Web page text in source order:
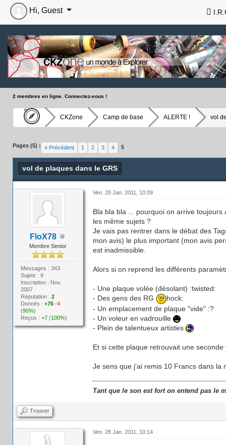
Hi, Guest
2 membres en ligne. Connectez-vous !
CKZone Camp de base ALERTE ! vol
Pages (5) : « Précédent 1 2 3 4 5
vol de plaques dans le GRS
FloX78
Membre Senior
Messages : 343
Sujets : 9
Inscription : Nov.
2007
Réputation :2
Donnés :+76 -4
(90%)
Reçus :+7 (100%)
Ven. 28 Jan. 2011, 10:09
Bla bla bla ... pourquoi on arrive
les même sujets ?
Je vais pas rentrer dans le débat des
mon avis) le plus important (mon avis
est inadmissible.
Alors si on reprend les différents
- Une plaque volée (désolant) :twisted:
- Des gens des RG
hock:
- Un emplacement de plaque "vide" :?
- Un voleur en vadrouille
- Plein de talentueux artistes
Et si cette plaque retrouvait une
Je sens que j'ai remis 10 Francs dans la
Tant que le son est fort on entend pas le
Trouver
Ven. 28 Jan. 2011, 10:14